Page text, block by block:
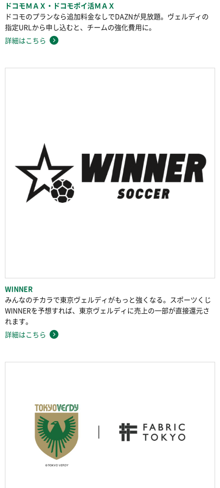
ドコモＭＡＸ・ドコモポイ活ＭＡＸ
ドコモのプランなら追加料金なしでDAZNが見放題。ヴェルディの
指定URLから申し込むと、チームの強化費用に。
詳細はこちら
WINNER
みんなのチカラで東京ヴェルディがもっと強くなる。スポーツくじ
WINNERを予想すれば、東京ヴェルディに売上の一部が直接還元さ
れます。
詳細はこちら